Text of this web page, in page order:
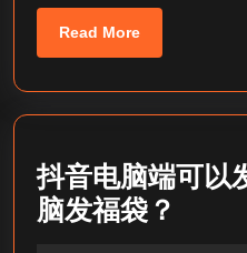
抖
音
Read MoreRead
More
抖音电脑端可以
脑发福袋？